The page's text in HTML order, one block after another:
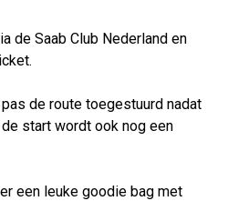
de Saab Club Nederland en
de route toegestuurd nadat
start wordt ook nog een
een leuke goodie bag met